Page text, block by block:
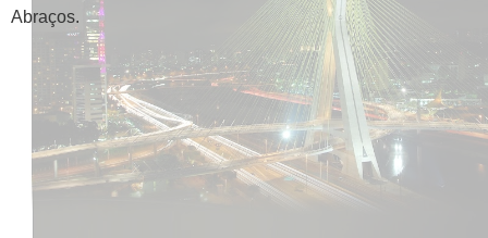
Abraços.